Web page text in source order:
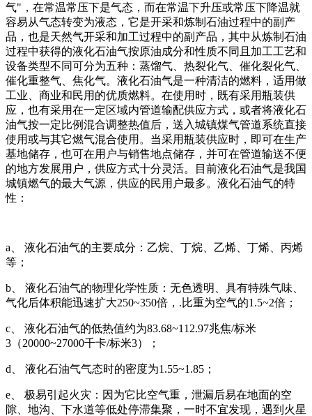
气"，在常温常压下是气态，而在常温下升压或常压下降温就
容易从气态转变为液态，它是开采和炼制石油过程中的副产
品，也是天然气开采和加工过程中的副产品，其中从炼制石油
过程中获得的液化石油气按原油成分和性质不同且加工工艺和
设备类型不同可分为五种：蒸馏气、热裂化气、催化裂化气、
催化重整气、焦化气。液化石油气是一种清洁的燃料，适用做
工业、商业和民用的优质燃料。在使用时，既有采用瓶装供
应，也有采用在一定区域内管道输配供应方式，或者将液化石
油气按一定比例混合调整热值后，送入城镇煤气管道系统直接
使用或与其它燃气混合使用。当采用瓶装供应时，即可在生产
基地储存，也可在用户与销售地点储存，并可在管道输送不便
的地方发展用户，供应方式十分灵活。目前液化石油气是我国
城镇燃气的最大气源，供应的民用户最多。液化石油气的特
性：
a、 液化石油气的主要成分：乙烷、丁烷、乙烯、丁烯、丙烯
等；
b、 液化石油气的物理化学性质：无色透明、具有特殊气味、
气化后体积能迅速扩大250~350倍，.比重为空气的1.5~2倍；
c、 液化石油气的低热值约为83.68~112.97兆焦/标米
3（20000~27000千卡/标米3）；
d、 液化石油气气态时的密度为1.55~1.85；
e、 极易引起火灾：因为它比空气重，泄漏后易在地面的空
隙、地沟、下水道等低处停滞集聚，一时不宜发现，遇到火星